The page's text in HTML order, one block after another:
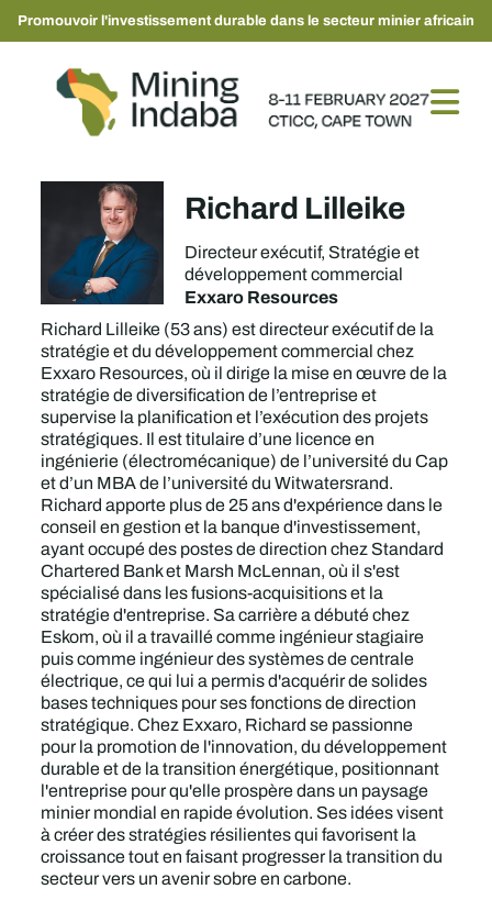
Promouvoir l'investissement durable dans le secteur minier africain
Richard Lilleike
Directeur exécutif, Stratégie et
développement commercial
Exxaro Resources
Richard Lilleike (53 ans) est directeur exécutif de la
stratégie et du développement commercial chez
Exxaro Resources, où il dirige la mise en œuvre de la
stratégie de diversification de l’entreprise et
supervise la planification et l’exécution des projets
stratégiques. Il est titulaire d’une licence en
ingénierie (électromécanique) de l’université du Cap
et d’un MBA de l’université du Witwatersrand.
Richard apporte plus de 25 ans d'expérience dans le
conseil en gestion et la banque d'investissement,
ayant occupé des postes de direction chez Standard
Chartered Bank et Marsh McLennan, où il s'est
spécialisé dans les fusions-acquisitions et la
stratégie d'entreprise. Sa carrière a débuté chez
Eskom, où il a travaillé comme ingénieur stagiaire
puis comme ingénieur des systèmes de centrale
électrique, ce qui lui a permis d'acquérir de solides
bases techniques pour ses fonctions de direction
stratégique. Chez Exxaro, Richard se passionne
pour la promotion de l'innovation, du développement
durable et de la transition énergétique, positionnant
l'entreprise pour qu'elle prospère dans un paysage
minier mondial en rapide évolution. Ses idées visent
à créer des stratégies résilientes qui favorisent la
croissance tout en faisant progresser la transition du
secteur vers un avenir sobre en carbone.